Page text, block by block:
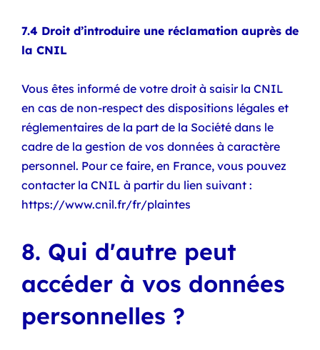
7.4 Droit d’introduire une réclamation auprès de
la CNIL
Vous êtes informé de votre droit à saisir la CNIL
en cas de non-respect des dispositions légales et
réglementaires de la part de la Société dans le
cadre de la gestion de vos données à caractère
personnel. Pour ce faire, en France, vous pouvez
contacter la CNIL à partir du lien suivant :
https://www.cnil.fr/fr/plaintes
8. Qui d'autre peut
accéder à vos données
personnelles ?